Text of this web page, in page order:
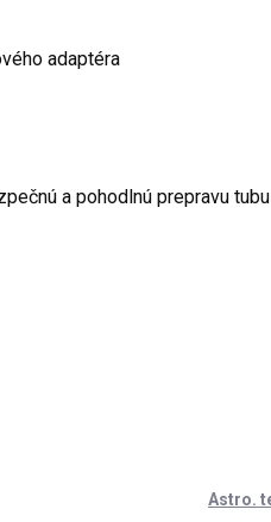
adaptéra
a pohodlnú prepravu
Astro.